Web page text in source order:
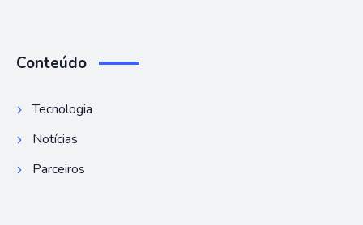
Conteúdo
Tecnologia
Notícias
Parceiros